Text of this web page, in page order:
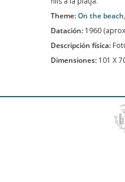
Theme:On the beach
Datación: 1960
Descripción física:
Dimensiones: 101 X